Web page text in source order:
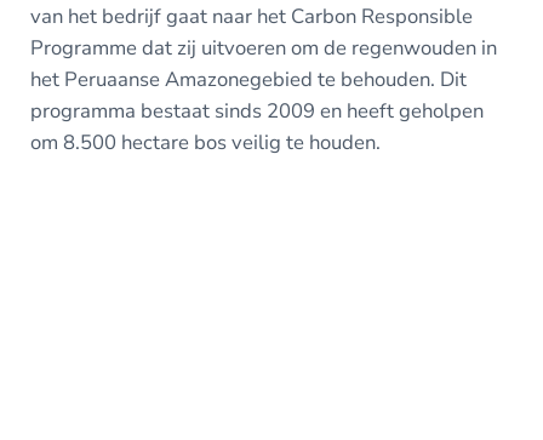
van het bedrijf gaat naar het Carbon Responsible
Programme dat zij uitvoeren om de regenwouden in
het Peruaanse Amazonegebied te behouden. Dit
programma bestaat sinds 2009 en heeft geholpen
om 8.500 hectare bos veilig te houden.